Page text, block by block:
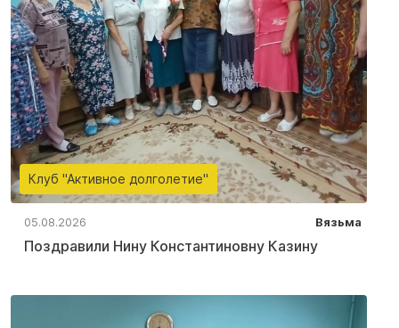
Клуб "Активное долголетие"
05.08.2026 Вязьма
Поздравили Нину Константиновну Казину